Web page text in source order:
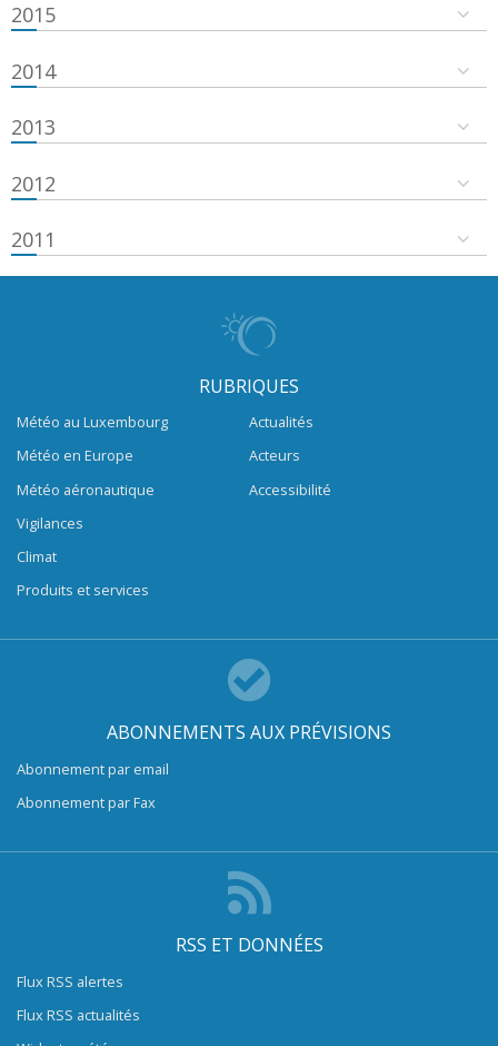
2015
2014
2013
2012
2011
RUBRIQUES
Météo au Luxembourg
Météo en Europe
Météo aéronautique
Vigilances
Climat
Produits et services
Actualités
Acteurs
Accessibilité
ABONNEMENTS AUX PRÉVISIONS
Abonnement par email
Abonnement par Fax
RSS ET DONNÉES
Flux RSS alertes
Flux RSS actualités